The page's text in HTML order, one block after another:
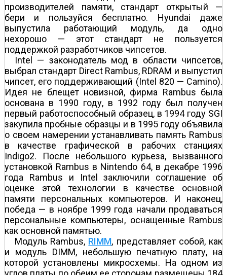
производителей памяти, стандарт открытый —
бери и пользуйся бесплатно. Hyundai даже
выпустила работающий модуль, да одно
нехорошо — этот стандарт не пользуется
поддержкой разработчиков чипсетов.
Intel — законодатель мод в области чипсетов,
выбрал стандарт Direct Rambus, RDRAM и выпустил
чипсет, его поддерживающий (Intel 820 — Camino).
Идея не блещет новизной, фирма Rambus была
основана в 1990 году, в 1992 году был получен
первый работоспособный образец, в 1994 году SGI
закупила пробные образцы и в 1995 году объявила
о своем намерении устанавливать память Rambus
в качестве графической в рабочих станциях
Indigo2. После небольшого курьеза, вызванного
установкой Rambus в Nintendo 64, в декабре 1996
года Rambus и Intel заключили соглашение об
оценке этой технологии в качестве основной
памяти персональных компьютеров. И наконец,
победа — в ноябре 1999 года начали продаваться
персональные компьютеры, оснащенные Rambus
как основной памятью.
Модуль Rambus, RIMM, представляет собой, как
и модуль DIMM, небольшую печатную плату, на
которой установлены микросхемы. На одном из